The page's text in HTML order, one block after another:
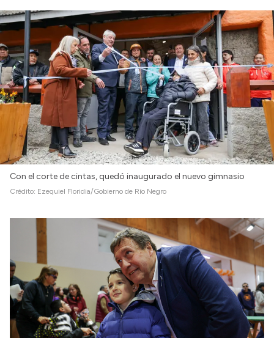
Con el corte de cintas, quedó inaugurado el nuevo gimnasio
Crédito: Ezequiel Floridia/Gobierno de Río Negro